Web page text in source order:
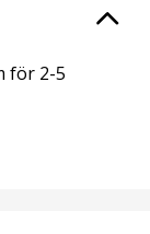
för 2-5